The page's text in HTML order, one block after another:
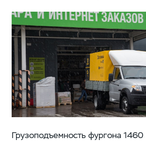
Грузоподъемность фургона 1460